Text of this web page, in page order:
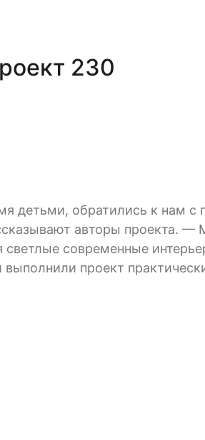
230
детьми, обратились к нам с
авторы проекта.
светлые современные
проект